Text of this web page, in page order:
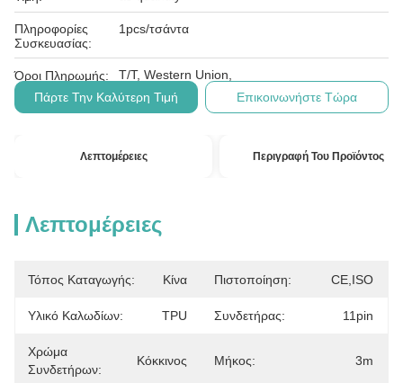
Πληροφορίες
Συσκευασίας:
1pcs/τσάντα
Όροι Πληρωμής:
T/T, Western Union,
Πάρτε Την Καλύτερη Τιμή
Επικοινωνήστε Τώρα
Λεπτομέρειες Περιγραφή Του Προϊόντος
Λεπτομέρειες
Τόπος Καταγωγής: Κίνα Πιστοποίηση: CE,ISO
Υλικό Καλωδίων: TPU Συνδετήρας: 11pin
Χρώμα
Συνδετήρων:
Κόκκινος Μήκος: 3m